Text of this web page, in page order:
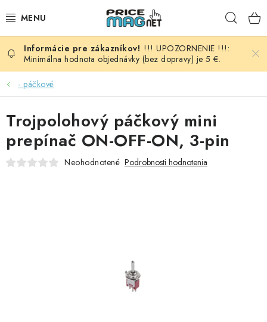
na
BATÉRIE
AUDIO - VIDEO
AUTO HI-FI
AUTOMOBIL
!!! UPOZORNENIE !!!:
Minimálna hodnota objednávky (bez dopravy) je 5 €.
- páčkové
Trojpolohový páčkový mini
prepínač ON-OFF-ON, 3-pin
Neohodnotené Podrobnosti hodnotenia